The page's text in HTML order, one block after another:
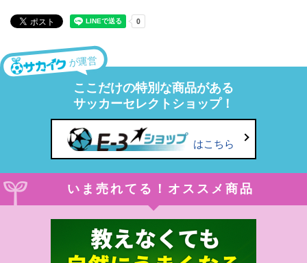
が運営
ここだけの特別な商品がある
サッカーセレクトショップ！
はこちら
いま売れてる！オススメ商品